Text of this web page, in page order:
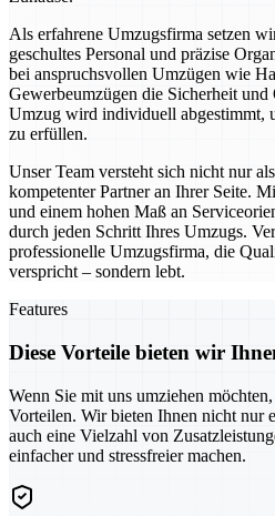
Als erfahrene Umzugsfirma setzen
geschultes Personal und präzise
bei anspruchsvollen Umzügen wie
Gewerbeumzügen die Sicherheit und
Umzug wird individuell abgestimmt,
zu erfüllen.
Unser Team versteht sich nicht nur
kompetenter Partner an Ihrer Seite.
und einem hohen Maß an
durch jeden Schritt Ihres Umzugs.
professionelle Umzugsfirma, die
verspricht – sondern lebt.
Features
Diese Vorteile bieten wir
Wenn Sie mit uns umziehen
Vorteilen. Wir bieten Ihnen nicht nur
auch eine Vielzahl von
einfacher und stressfreier machen.